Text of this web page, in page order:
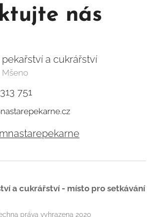
nás
a cukrářství
Mšeno
751
a cukrářství - místo pro setkávání
práva vyhrazena 2020